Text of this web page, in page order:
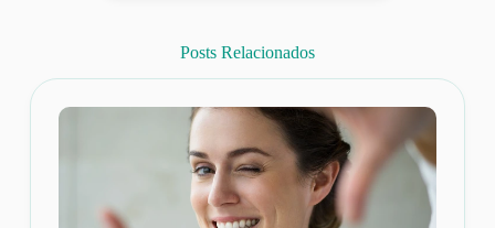
Posts Relacionados